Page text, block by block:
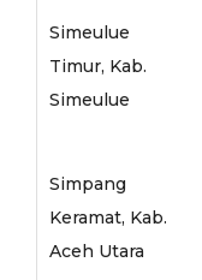
Simeulue
Timur, Kab.
Simeulue
Simpang
Keramat, Kab.
Aceh Utara